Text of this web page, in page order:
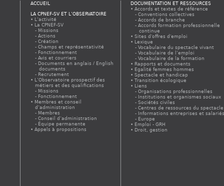
ACCUEIL
LA CPNEF-SV ET L’OBSERVATOIRE
L’activité
La CPNEF-SV
Missions
Actions
Création
Champs et représentativité
Fonctionnement
Avis et courriers
Documents en anglais / English
documents
Recrutement
L’Observatoire prospectif des
métiers et des qualifications
Missions
Fonctionnement
Membres et conseil
d’administration
Membres
Conseil d’administration
Équipe permanente
Appels à propositions
DOCUMENTATION ET RESSOURCES
Accords et textes de référence
Conventions collectives
Accords de branche
Accords formation professionnelle
continue
Sites d'offres d'emploi
Lexique
Vocabulaire du spectacle vivant
Vocabulaire de l’emploi
Vocabulaire de la formation
Rapports et documents
Egalité femmes hommes
Spectacle et handicap
Transition écologique
Liens
Organisations professionnelles
Institutions et organismes sociaux
Sociétés civiles
Centres de ressources du spectacle
Informations entreprises et
Europe
Emploi - GRH
Droit, gestion